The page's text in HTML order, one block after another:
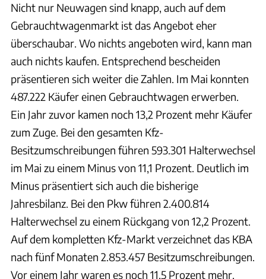
Nicht nur Neuwagen sind knapp, auch auf dem
Gebrauchtwagenmarkt ist das Angebot eher
überschaubar. Wo nichts angeboten wird, kann man
auch nichts kaufen. Entsprechend bescheiden
präsentieren sich weiter die Zahlen. Im Mai konnten
487.222 Käufer einen Gebrauchtwagen erwerben.
Ein Jahr zuvor kamen noch 13,2 Prozent mehr Käufer
zum Zuge. Bei den gesamten Kfz-
Besitzumschreibungen führen 593.301 Halterwechsel
im Mai zu einem Minus von 11,1 Prozent. Deutlich im
Minus präsentiert sich auch die bisherige
Jahresbilanz. Bei den Pkw führen 2.400.814
Halterwechsel zu einem Rückgang von 12,2 Prozent.
Auf dem kompletten Kfz-Markt verzeichnet das KBA
nach fünf Monaten 2.853.457 Besitzumschreibungen.
Vor einem Jahr waren es noch 11,5 Prozent mehr.